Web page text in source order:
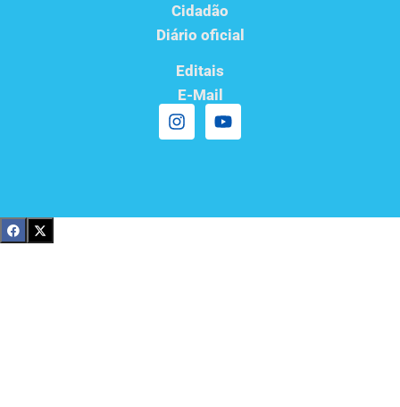
Cidadão
Diário oficial
Editais
E-Mail